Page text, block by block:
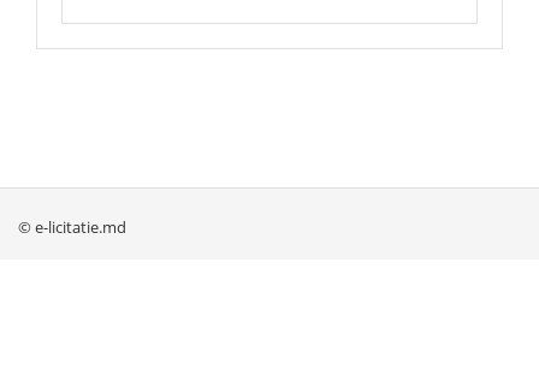
© e-licitatie.md